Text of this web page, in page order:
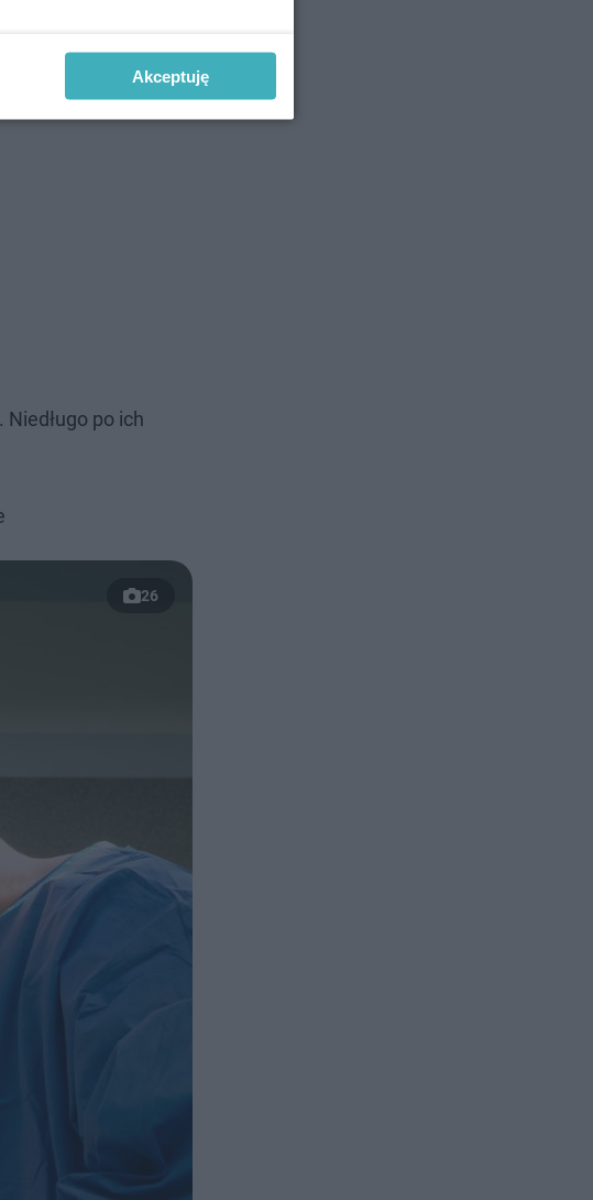
po ich
26
Akceptuję